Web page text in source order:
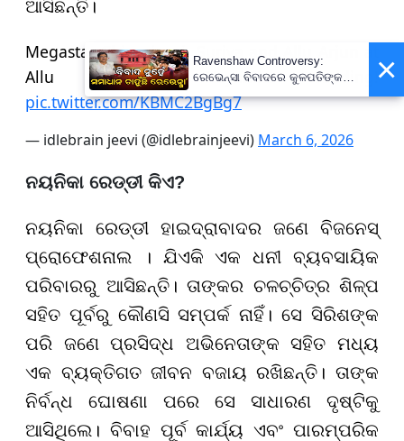
ଆସିଛନ୍ତି।
Megastar Chiranjeevi, Suriya and Allu Arjun at
Allu Sirish - Nayanika wedding!
pic.twitter.com/KBMC2BgBg7
— idlebrain jeevi (@idlebrainjeevi) March 6, 2026
ନୟନିକା ରେଡ୍ଡୀ କିଏ?
ନୟନିକା ରେଡ୍ଡୀ ହାଇଦ୍ରାବାଦର ଜଣେ ବିଜନେସ୍
ପ୍ରୋଫେଶନାଲ । ଯିଏକି ଏକ ଧନୀ ବ୍ୟବସାୟିକ
ପରିବାରରୁ ଆସିଛନ୍ତି। ତାଙ୍କର ଚଳଚ୍ଚିତ୍ର ଶିଳ୍ପ
ସହିତ ପୂର୍ବରୁ କୌଣସି ସମ୍ପର୍କ ନାହିଁ। ସେ ସିରିଶଙ୍କ
ପରି ଜଣେ ପ୍ରସିଦ୍ଧ ଅଭିନେତାଙ୍କ ସହିତ ମଧ୍ୟ
ଏକ ବ୍ୟକ୍ତିଗତ ଜୀବନ ବଜାୟ ରଖିଛନ୍ତି। ତାଙ୍କ
ନିର୍ବନ୍ଧ ଘୋଷଣା ପରେ ସେ ସାଧାରଣ ଦୃଷ୍ଟିକୁ
ଆସିଥିଲେ। ବିବାହ ପୂର୍ବ କାର୍ଯ୍ୟ ଏବଂ ପାରମ୍ପରିକ
×
Ravenshaw Controversy:
ରେଭେନ୍ସା ବିବାଦରେ କୁଳପତିଙ୍କ
ପ୍ରଥମ ପ୍ରତିକ୍ରିୟା- 'ଅନାବଶ୍ୟକ
ଥିଲା ଘଟଣା'